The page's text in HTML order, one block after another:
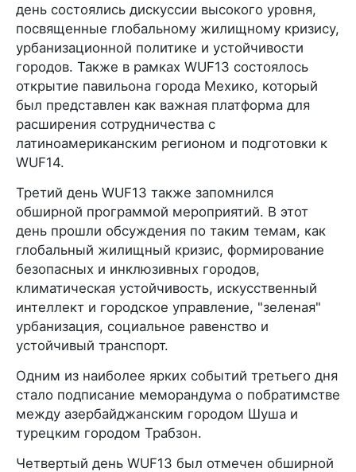
день состоялись дискуссии высокого уровня,
посвященные глобальному жилищному кризису,
урбанизационной политике и устойчивости
городов. Также в рамках WUF13 состоялось
открытие павильона города Мехико, который
был представлен как важная платформа для
расширения сотрудничества с
латиноамериканским регионом и подготовки к
WUF14.
Третий день WUF13 также запомнился
обширной программой мероприятий. В этот
день прошли обсуждения по таким темам, как
глобальный жилищный кризис, формирование
безопасных и инклюзивных городов,
климатическая устойчивость, искусственный
интеллект и городское управление, "зеленая"
урбанизация, социальное равенство и
устойчивый транспорт.
Одним из наиболее ярких событий третьего дня
стало подписание меморандума о побратимстве
между азербайджанским городом Шуша и
турецким городом Трабзон.
Четвертый день WUF13 был отмечен обширной